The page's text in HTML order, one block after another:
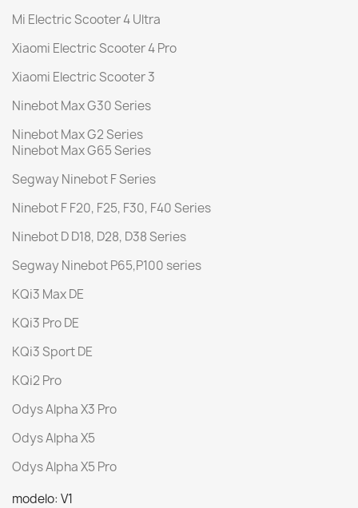
Mi Electric Scooter 4 Ultra
Xiaomi Electric Scooter 4 Pro
Xiaomi Electric Scooter 3
Ninebot Max G30 Series
Ninebot Max G2 Series
Ninebot Max G65 Series
Segway Ninebot F Series
Ninebot F F20, F25, F30, F40 Series
Ninebot D D18, D28, D38 Series
Segway Ninebot P65,P100 series
KQi3 Max DE
KQi3 Pro DE
KQi3 Sport DE
KQi2 Pro
Odys Alpha X3 Pro
Odys Alpha X5
Odys Alpha X5 Pro
modelo: V1